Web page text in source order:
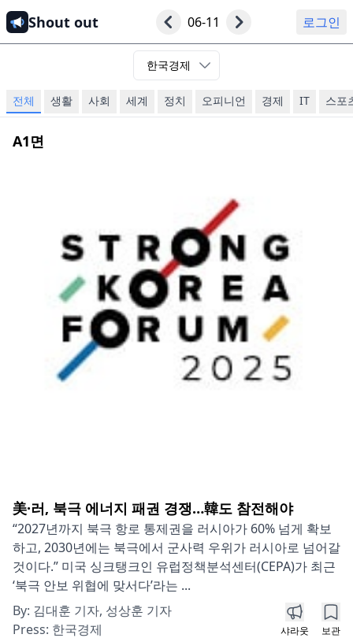
Shout out 06-11 로그인
한국경제
전체 생활 사회 세계 정치 오피니언 경제 IT 스포
A1면
美·러, 북극 에너지 패권 경쟁…韓도 참전해야
“2027년까지 북극 항로 통제권을 러시아가 60% 넘게 확보
하고, 2030년에는 북극에서 군사력 우위가 러시아로 넘어갈
것이다.” 미국 싱크탱크인 유럽정책분석센터(CEPA)가 최근
‘북극 안보 위협에 맞서다’라는 ...
By: 김대훈 기자, 성상훈 기자
Press: 한국경제 샤라웃 보관